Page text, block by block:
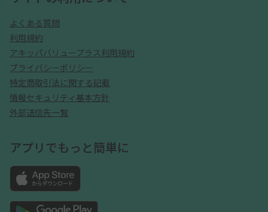
よくある質問
利用規約
アキッパバリュープラス利用規約
プライバシーポリシー
特定商取引法に関する記載
情報セキュリティ基本方針
外部送信先一覧
アプリでもっと簡単に